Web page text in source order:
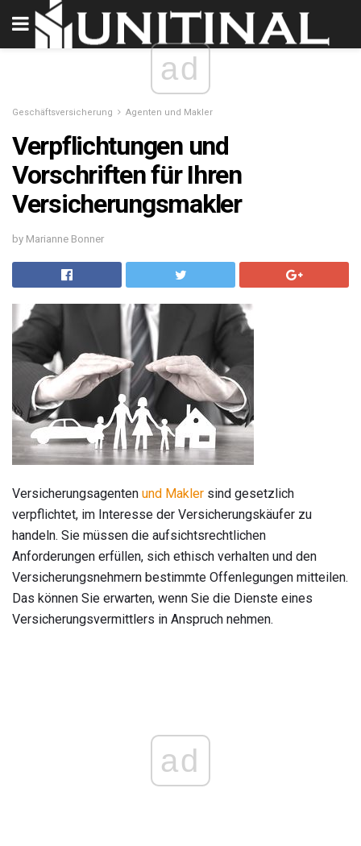
ad
Geschäftsversicherung Agenten und Makler
Verpflichtungen und
Vorschriften für Ihren
Versicherungsmakler
by Marianne Bonner
Versicherungsagenten und Makler sind gesetzlich
verpflichtet, im Interesse der Versicherungskäufer zu
handeln. Sie müssen die aufsichtsrechtlichen
Anforderungen erfüllen, sich ethisch verhalten und den
Versicherungsnehmern bestimmte Offenlegungen mitteilen.
Das können Sie erwarten, wenn Sie die Dienste eines
Versicherungsvermittlers in Anspruch nehmen.
ad